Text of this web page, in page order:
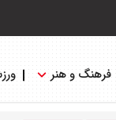
فرهنگ و هنر